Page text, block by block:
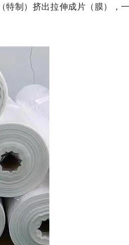
特制）挤出拉伸成片（膜），